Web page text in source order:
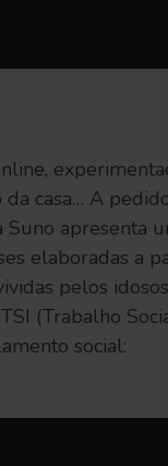
da casa… A
Suno apresenta
elaboradas a
pelos
(Trabalho
social: